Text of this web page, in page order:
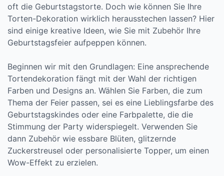
oft die Geburtstagstorte. Doch wie können Sie Ihre
Torten-Dekoration wirklich herausstechen lassen? Hier
sind einige kreative Ideen, wie Sie mit Zubehör Ihre
Geburtstagsfeier aufpeppen können.
Beginnen wir mit den Grundlagen: Eine ansprechende
Tortendekoration fängt mit der Wahl der richtigen
Farben und Designs an. Wählen Sie Farben, die zum
Thema der Feier passen, sei es eine Lieblingsfarbe des
Geburtstagskindes oder eine Farbpalette, die die
Stimmung der Party widerspiegelt. Verwenden Sie
dann Zubehör wie essbare Blüten, glitzernde
Zuckerstreusel oder personalisierte Topper, um einen
Wow-Effekt zu erzielen.